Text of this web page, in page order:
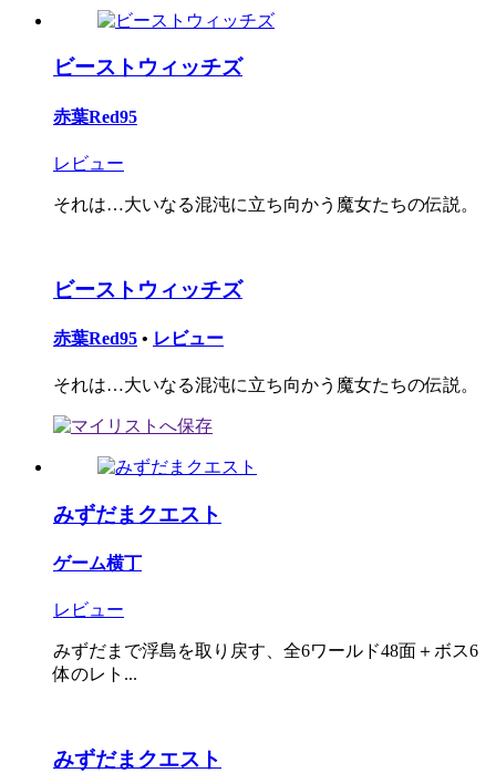
ビーストウィッチズ
赤葉Red95
レビュー
それは…大いなる混沌に立ち向かう魔女たちの伝説。
ビーストウィッチズ
赤葉Red95 • レビュー
それは…大いなる混沌に立ち向かう魔女たちの伝説。
みずだまクエスト
ゲーム横丁
レビュー
みずだまで浮島を取り戻す、全6ワールド48面＋ボス6
体のレト...
みずだまクエスト